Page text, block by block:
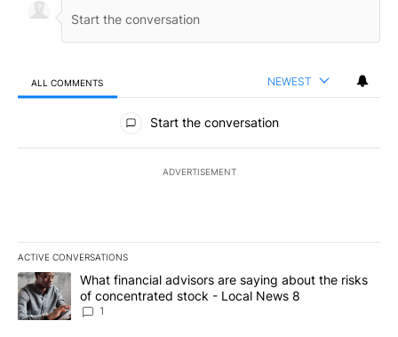
ALL COMMENTS NEWEST
All Comments
Start the conversation
ADVERTISEMENT
ACTIVE CONVERSATIONS
The following is a list of the most commented articles in the last
A trending article titled "What financial advisors are saying
What financial advisors are saying about the risks
of concentrated stock - Local News 8
1